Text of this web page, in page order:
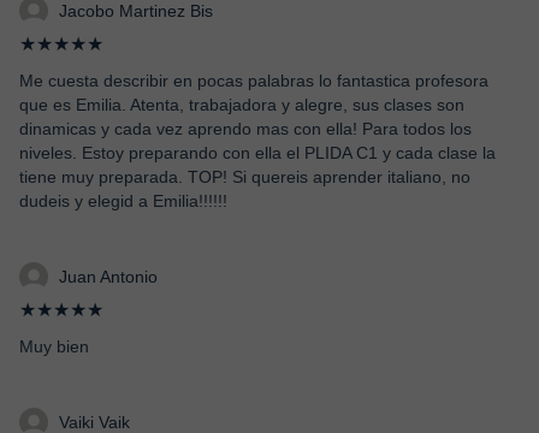
Jacobo Martinez Bis
★★★★★
Me cuesta describir en pocas palabras lo fantastica profesora
que es Emilia. Atenta, trabajadora y alegre, sus clases son
dinamicas y cada vez aprendo mas con ella! Para todos los
niveles. Estoy preparando con ella el PLIDA C1 y cada clase la
tiene muy preparada. TOP! Si quereis aprender italiano, no
dudeis y elegid a Emilia!!!!!!
Juan Antonio
★★★★★
Muy bien
Vaiki Vaik